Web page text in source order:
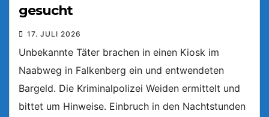
gesucht
17. JULI 2026
Unbekannte Täter brachen in einen Kiosk im
Naabweg in Falkenberg ein und entwendeten
Bargeld. Die Kriminalpolizei Weiden ermittelt und
bittet um Hinweise. Einbruch in den Nachtstunden